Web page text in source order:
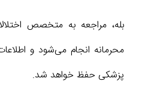
بله، مراجعه به متخصص
محرمانه انجام می‌شود و
پزشکی حفظ خواهد شد.